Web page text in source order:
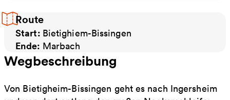
Route
Start: Bietighiem-Bissingen
Ende: Marbach
Wegbeschreibung
Von Bietigheim-Bissingen geht es nach Ingersheim